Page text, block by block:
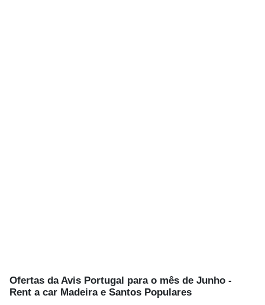
Ofertas da Avis Portugal para o mês de Junho -
Rent a car Madeira e Santos Populares